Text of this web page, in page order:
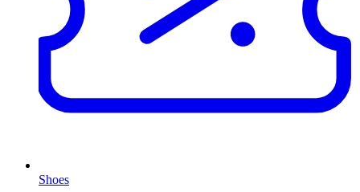
Shoes